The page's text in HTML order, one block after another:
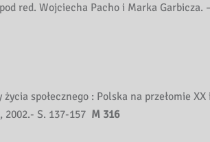
red. Wojciecha Pacho i Marka Garbicza.
społecznego : Polska na przełomie XX
S. 137-157 M 316